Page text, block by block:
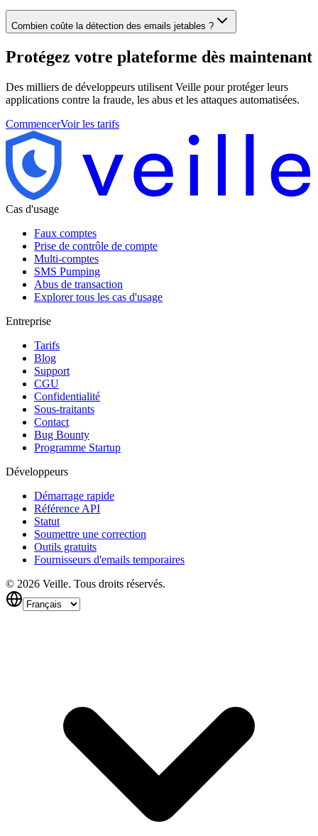
Combien coûte la détection des emails jetables ?
Protégez votre plateforme dès maintenant
Des milliers de développeurs utilisent Veille pour protéger leurs
applications contre la fraude, les abus et les attaques automatisées.
CommencerVoir les tarifs
Cas d'usage
Faux comptes
Prise de contrôle de compte
Multi-comptes
SMS Pumping
Abus de transaction
Explorer tous les cas d'usage
Entreprise
Tarifs
Blog
Support
CGU
Confidentialité
Sous-traitants
Contact
Bug Bounty
Programme Startup
Développeurs
Démarrage rapide
Référence API
Statut
Soumettre une correction
Outils gratuits
Fournisseurs d'emails temporaires
© 2026 Veille. Tous droits réservés.